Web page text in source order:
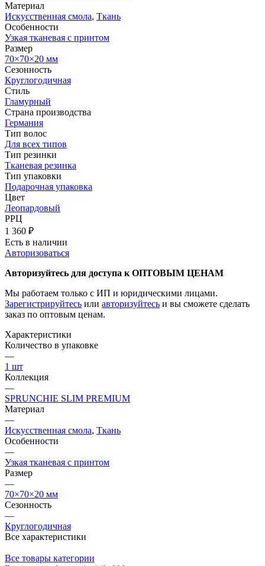
Материал
Искусственная смола, Ткань
Особенности
Узкая тканевая с принтом
Размер
70×70×20 мм
Сезонность
Круглогодичная
Стиль
Гламурный
Страна производства
Германия
Тип волос
Для всех типов
Тип резинки
Тканевая резинка
Тип упаковки
Подарочная упаковка
Цвет
Леопардовый
РРЦ
1 360 ₽
Есть в наличии
Авторизоваться
Авторизуйтесь для доступа к ОПТОВЫМ ЦЕНАМ
Мы работаем только с ИП и юридическими лицами.
Зарегистрируйтесь или авторизуйтесь и вы сможете сделать
заказ по оптовым ценам.
Характеристики
Количество в упаковке
—
1 шт
Коллекция
—
SPRUNCHIE SLIM PREMIUM
Материал
—
Искусственная смола, Ткань
Особенности
—
Узкая тканевая с принтом
Размер
—
70×70×20 мм
Сезонность
—
Круглогодичная
Все характеристики
Все товары категории